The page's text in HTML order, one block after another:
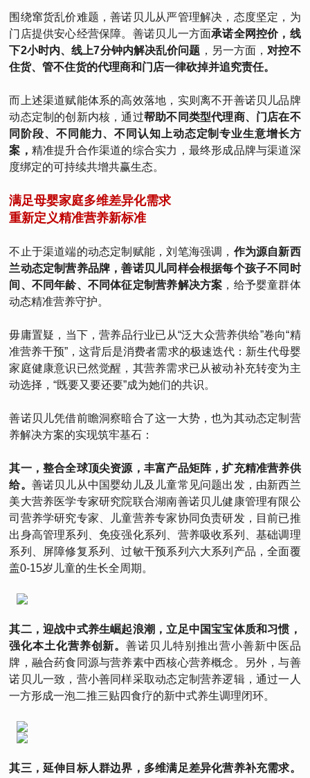
围绕窜货乱价难题，善诺贝儿从严管理解决，态度坚定，为
门店提供安心经营保障。善诺贝儿一方面承诺全网控价，线
下2小时内、线上7分钟内解决乱价问题 ，另一方面， 对控不
住货、管不住货的代理商和门店一律砍掉并追究责任。
而上述渠道赋能体系的高效落地，实则离不开善诺贝儿品牌
动态定制的创新内核，通过帮助不同类型代理商、门店在不
同阶段、不同能力、不同认知上动态定制专业生意增长方
案， 精准提升合作渠道的综合实力，最终形成品牌与渠道深
度绑定的可持续共增共赢生态。
满足母婴家庭多维差异化需求
重新定义精准营养新标准
不止于渠道端的动态定制赋能，刘笔海强调， 作为源自新西
兰动态定制营养品牌，善诺贝儿同样会根据每个孩子不同时
间、不同年龄、不同体征定制营养解决方案 ，给予婴童群体
动态精准营养守护。
毋庸置疑，当下，营养品行业已从“泛大众营养供给”卷向“精
准营养干预”，这背后是消费者需求的极速迭代：新生代母婴
家庭健康意识已然觉醒，其营养需求已从被动补充转变为主
动选择，“既要又要还要”成为她们的共识。
善诺贝儿凭借前瞻洞察暗合了这一大势，也为其动态定制营
养解决方案的实现筑牢基石：
其一，整合全球顶尖资源，丰富产品矩阵，扩充精准营养供
给。 善诺贝儿从中国婴幼儿及儿童常见问题出发，由新西兰
美大营养医学专家研究院联合湖南善诺贝儿健康管理有限公
司营养学研究专家、儿童营养专家协同负责研发，目前已推
出身高管理系列、免疫强化系列、营养吸收系列、基础调理
系列、屏障修复系列、过敏干预系列六大系列产品，全面覆
盖0-15岁儿童的生长全周期。
其二，迎战中式养生崛起浪潮，立足中国宝宝体质和习惯，
强化本土化营养创新。善诺贝儿特别推出营小善新中医品
牌，融合药食同源与营养素中西核心营养概念。另外，与善
诺贝儿一致，营小善同样采取动态定制营养逻辑，通过一人
一方形成一泡二推三贴四食疗的新中式养生调理闭环。
其三，延伸目标人群边界，多维满足差异化营养补充需求。